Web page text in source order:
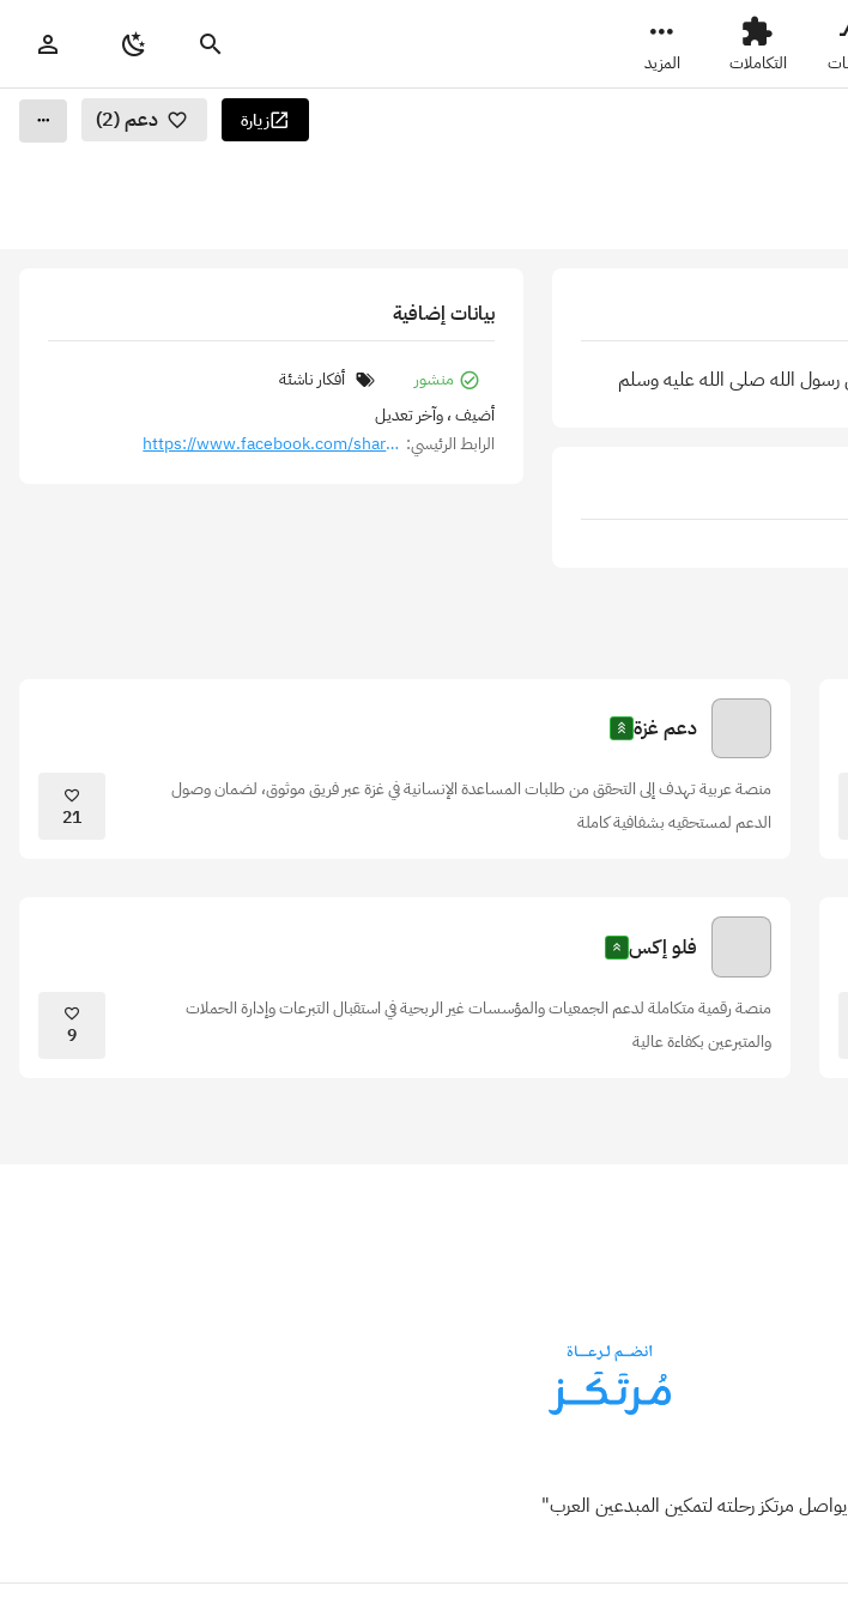
التكاملات المزيد
زيارة دعم (2)
رسول الله صلى الله عليه وسلم
بيانات إضافية
منشور
أفكار ناشئة
أضيف، وآخر تعديل
الرابط الرئيسي: https://www.facebook.com/share/1859tvGhN2/
دعم غزة
منصة عربية تهدف إلى التحقق من طلبات المساعدة الإنسانية في غزة عبر فريق موثوق، لضمان وصول
الدعم لمستحقيه بشفافية كاملة
21
فلو إكس
منصة رقمية متكاملة لدعم الجمعيات والمؤسسات غير الربحية في استقبال التبرعات وإدارة الحملات
والمتبرعين بكفاءة عالية
9
مرتكز رحلته لتمكين المبدعين العرب"